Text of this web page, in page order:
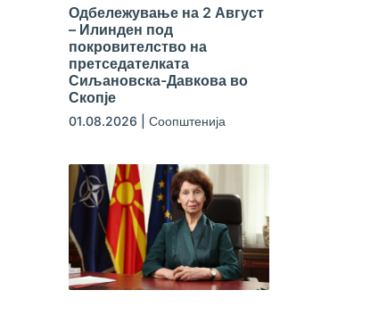
Одбележување на 2 Август
– Илинден под
покровителство на
претседателката
Сиљановска-Давкова во
Скопје
01.08.2026 Соопштенија